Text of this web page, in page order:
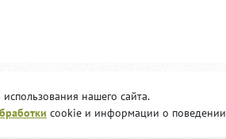
нашего сайта.
cookie и информации о